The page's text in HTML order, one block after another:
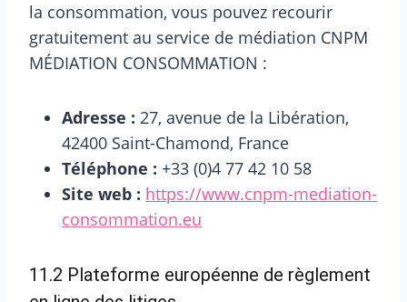
la consommation, vous pouvez recourir
gratuitement au service de médiation CNPM
MÉDIATION CONSOMMATION :
Adresse : 27, avenue de la Libération,
42400 Saint-Chamond, France
Téléphone : +33 (0)4 77 42 10 58
Site web : https://www.cnpm-mediation-
consommation.eu
11.2 Plateforme européenne de règlement